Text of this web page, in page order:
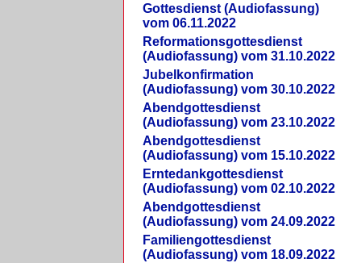
Gottesdienst (Audiofassung)
vom 06.11.2022
Reformationsgottesdienst
(Audiofassung) vom 31.10.2022
Jubelkonfirmation
(Audiofassung) vom 30.10.2022
Abendgottesdienst
(Audiofassung) vom 23.10.2022
Abendgottesdienst
(Audiofassung) vom 15.10.2022
Erntedankgottesdienst
(Audiofassung) vom 02.10.2022
Abendgottesdienst
(Audiofassung) vom 24.09.2022
Familiengottesdienst
(Audiofassung) vom 18.09.2022